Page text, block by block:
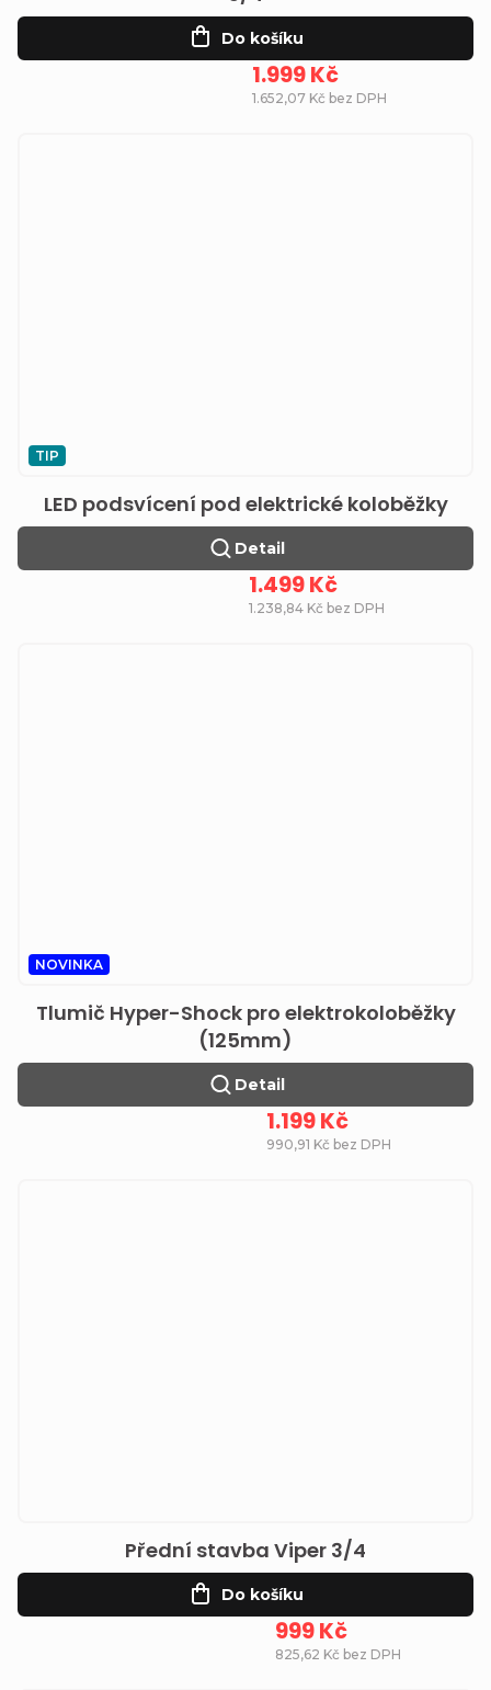
1.652,07 Kč bez DPH
1.999 Kč
Do košíku
TIP
LED podsvícení pod elektrické koloběžky
1.238,84 Kč bez DPH
1.499 Kč
Detail
NOVINKA
Tlumič Hyper-Shock pro elektrokoloběžky
(125mm)
990,91 Kč bez DPH
1.199 Kč
Detail
Přední stavba Viper 3/4
825,62 Kč bez DPH
999 Kč
Do košíku